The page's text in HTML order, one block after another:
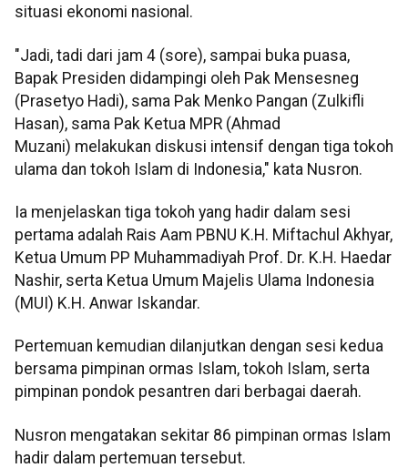
situasi ekonomi nasional.
"Jadi, tadi dari jam 4 (sore), sampai buka puasa,
Bapak Presiden didampingi oleh Pak Mensesneg
(Prasetyo Hadi), sama Pak Menko Pangan (Zulkifli
Hasan), sama Pak Ketua MPR (Ahmad
Muzani) melakukan diskusi intensif dengan tiga tokoh
ulama dan tokoh Islam di Indonesia," kata Nusron.
Ia menjelaskan tiga tokoh yang hadir dalam sesi
pertama adalah Rais Aam PBNU K.H. Miftachul Akhyar,
Ketua Umum PP Muhammadiyah Prof. Dr. K.H. Haedar
Nashir, serta Ketua Umum Majelis Ulama Indonesia
(MUI) K.H. Anwar Iskandar.
Pertemuan kemudian dilanjutkan dengan sesi kedua
bersama pimpinan ormas Islam, tokoh Islam, serta
pimpinan pondok pesantren dari berbagai daerah.
Nusron mengatakan sekitar 86 pimpinan ormas Islam
hadir dalam pertemuan tersebut.